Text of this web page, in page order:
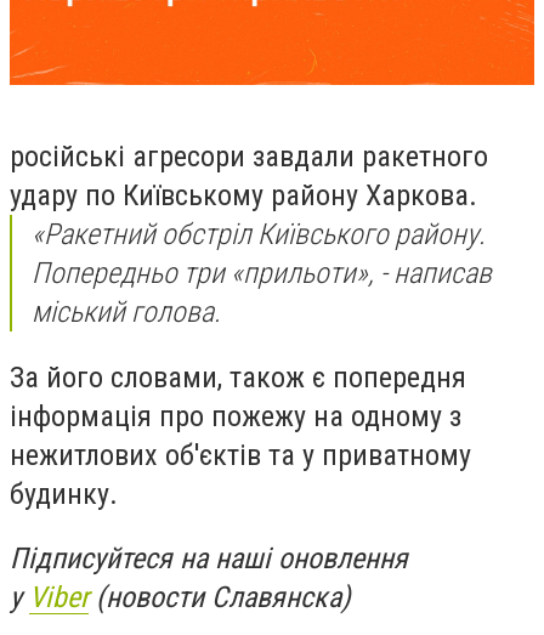
російські агресори завдали ракетного
удару по Київському району Харкова.
«Ракетний обстріл Київського району.
Попередньо три «прильоти», - написав
міський голова.
За його словами, також є попередня
інформація про пожежу на одному з
нежитлових об'єктів та у приватному
будинку.
Підписуйтеся на наші оновлення
у Viber(новости Славянска)